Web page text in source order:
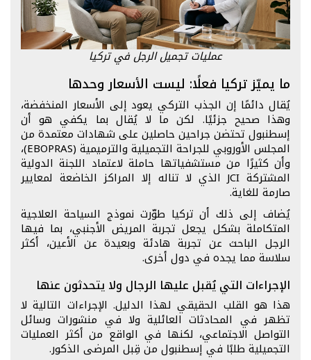
عمليات تجميل الرجل في تركيا
ما يميّز تركيا فعلًا: ليست الأسعار وحدها
يُقال دائمًا إن الجذب التركي يعود إلى الأسعار المنخفضة،
وهذا صحيح جزئيًا. لكن ما لا يُقال بما يكفي هو أن
إسطنبول تحتضن جراحين حاصلين على شهادات معتمدة من
المجلس الأوروبي للجراحة التجميلية والترميمية (EBOPRAS)،
وأن كثيرًا من مستشفياتها حاملة لاعتماد اللجنة الدولية
المشتركة JCI الذي لا تناله إلا المراكز الخاضعة لمعايير
صارمة للغاية.
يُضاف إلى ذلك أن تركيا طوّرت نموذج السياحة العلاجية
المتكاملة بشكل يجعل تجربة المريض الأجنبي، بما فيها
الرجل الباحث عن تجربة هادئة وبعيدة عن الأعين، أكثر
سلاسة مما يجده في دول أخرى.
الإجراءات التي يُقبل عليها الرجال ولا يتحدثون عنها
هذا هو القلب الحقيقي لهذا الدليل. الإجراءات التالية لا
تظهر في المحادثات العائلية ولا في منشورات وسائل
التواصل الاجتماعي، لكنها في الواقع من أكثر العمليات
التجميلية طلبًا في إسطنبول من قِبل المرضى الذكور.